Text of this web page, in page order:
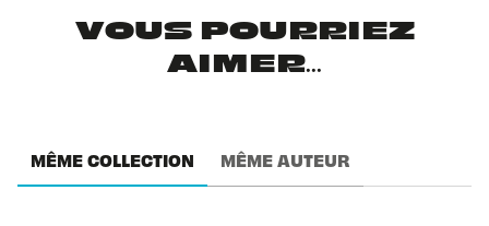
VOUS POURRIEZ
AIMER...
MÊME COLLECTION MÊME AUTEUR